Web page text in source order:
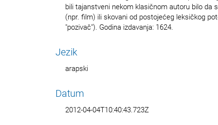
bili tajanstveni nekom klasičnom autoru bilo da
(npr. film) ili skovani od postojećeg leksičkog
"pozivač"). Godina izdavanja: 1624.
Jezik
arapski
Datum
2012-04-04T10:40:43.723Z